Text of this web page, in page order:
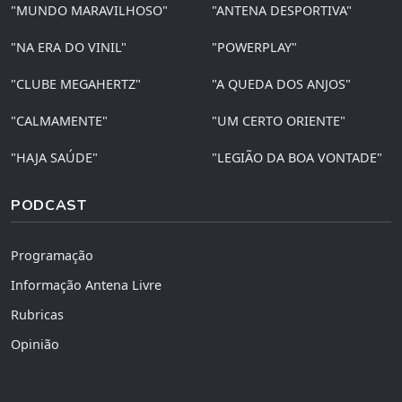
"MUNDO MARAVILHOSO" "ANTENA DESPORTIVA"
"NA ERA DO VINIL" "POWERPLAY"
"CLUBE MEGAHERTZ" "A QUEDA DOS ANJOS"
"CALMAMENTE" "UM CERTO ORIENTE"
"HAJA SAÚDE" "LEGIÃO DA BOA VONTADE"
PODCAST
Programação
Informação Antena Livre
Rubricas
Opinião